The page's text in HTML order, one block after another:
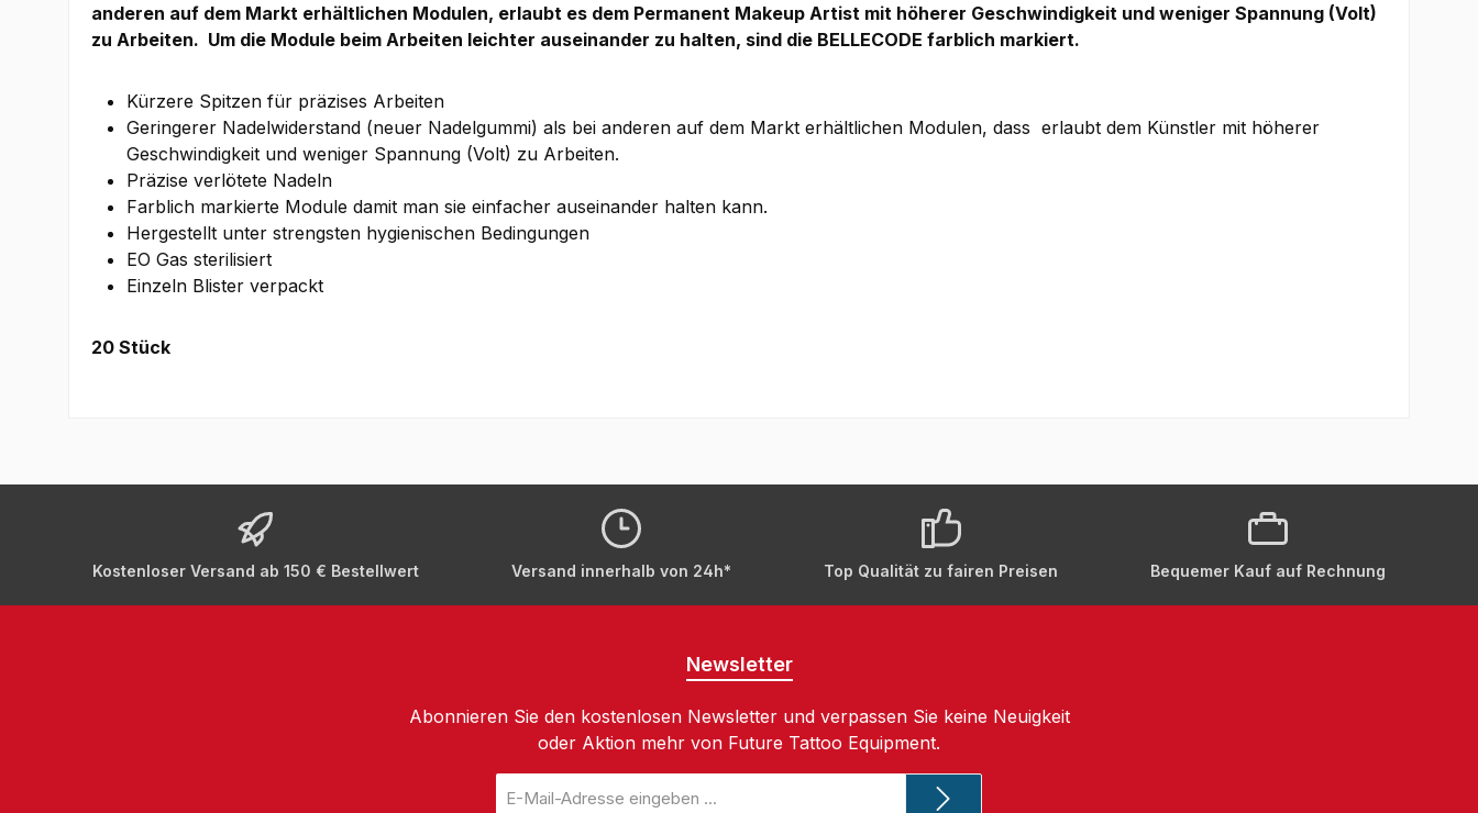
anderen auf dem Markt erhältlichen Modulen, erlaubt es dem Permanent Makeup Artist mit höherer Geschwindigkeit und weniger Spannung (Volt)
zu Arbeiten. Um die Module beim Arbeiten leichter auseinander zu halten, sind die BELLECODE farblich markiert.
Kürzere Spitzen für präzises Arbeiten
Geringerer Nadelwiderstand (neuer Nadelgummi) als bei anderen auf dem Markt erhältlichen Modulen, dass erlaubt dem Künstler mit höherer
Geschwindigkeit und weniger Spannung (Volt) zu Arbeiten.
Präzise verlötete Nadeln
Farblich markierte Module damit man sie einfacher auseinander halten kann.
Hergestellt unter strengsten hygienischen Bedingungen
EO Gas sterilisiert
Einzeln Blister verpackt
20 Stück
Kostenloser Versand ab 150 € Bestellwert Versand innerhalb von 24h* Top Qualität zu fairen Preisen Bequemer Kauf auf Rechnung
Newsletter
Abonnieren Sie den kostenlosen Newsletter und verpassen Sie keine Neuigkeit
oder Aktion mehr von Future Tattoo Equipment.
Mail-